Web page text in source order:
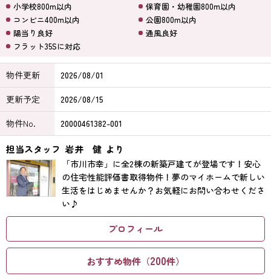
小学校800m以内
保育園・幼稚園800m以内
コンビニ400m以内
公園800m以内
陽当り良好
通風良好
フラット35Sに対応
物件更新
2026/08/01
更新予定
2026/08/15
物件No.
20000461382-001
担当スタッフ 岩井 健 より
「市川市幸」に全2棟の新築戸建てが登場です！安心
の住宅性能評価書取得物件！夢のマイホームで新しい
生活をはじめませんか？お気軽にお問い合わせくださ
い♪
プロフィール
おすすめ物件（200件）